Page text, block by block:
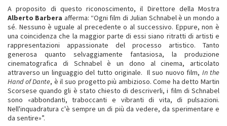
A proposito di questo riconoscimento, il Direttore della Mostra
Alberto Barbera afferma: “Ogni film di Julian Schnabel è un mondo a
sé. Nessuno è uguale al precedente o al successivo. Eppure, non è
una coincidenza che la maggior parte di essi siano ritratti di artisti e
rappresentazioni appassionate del processo artistico. Tanto
generosa quanto selvaggiamente fantasiosa, la produzione
cinematografica di Schnabel è un dono al cinema, articolato
attraverso un linguaggio del tutto originale. Il suo nuovo film, In the
Hand of Dante, è il suo progetto più ambizioso. Come ha detto Martin
Scorsese quando gli è stato chiesto di descriverli, i film di Schnabel
sono «abbondanti, traboccanti e vibranti di vita, di pulsazioni.
Nell'inquadratura c'è sempre un di più da vedere, da sperimentare e
da sentire»”.